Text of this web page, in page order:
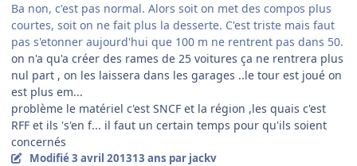
Ba non, c'est pas normal. Alors soit on met des compos plus
courtes, soit on ne fait plus la desserte. C'est triste mais faut
pas s'etonner aujourd'hui que 100 m ne rentrent pas dans 50.
on n'a qu'a créer des rames de 25 voitures ça ne rentrera plus
nul part , on les laissera dans les garages ..le tour est joué on
est plus em...
problème le matériel c'est SNCF et la région ,les quais c'est
RFF et ils 's'en f... il faut un certain temps pour qu'ils soient
concernés
Modifié3 avril 201313 ans par jackv